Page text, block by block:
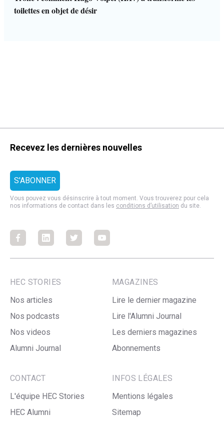
toilettes en objet de désir
Recevez les dernières nouvelles
Vous pouvez vous désinscrire à tout moment. Vous trouverez pour cela
nos informations de contact dans les conditions d’utilisation du site.
FacebookFacebookFacebookFacebook
HEC STORIES
Nos articles
Nos podcasts
Nos videos
Alumni Journal
MAGAZINES
Lire le dernier magazine
Lire l'Alumni Journal
Les derniers magazines
Abonnements
CONTACT
L'équipe HEC Stories
HEC Alumni
INFOS LÉGALES
Mentions légales
Sitemap